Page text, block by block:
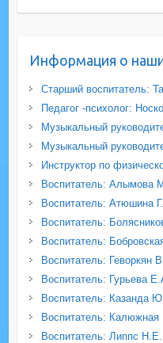
Информация о
Старший воспитатель:
Педагог -психолог:
Музыкальный
Музыкальный
Инструктор по
Воспитатель: Алымова
Воспитатель: Атюшина
Воспитатель:
Воспитатель:
Воспитатель: Геворкян
Воспитатель: Гурьева
Воспитатель: Казанда
Воспитатель: Калюжная
Воспитатель: Липпс Н.Е.